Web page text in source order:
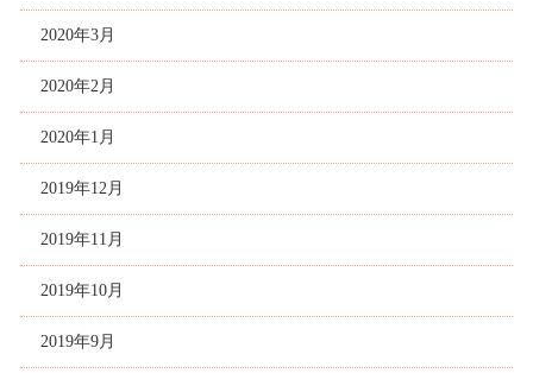
2020年3月
2020年2月
2020年1月
2019年12月
2019年11月
2019年10月
2019年9月